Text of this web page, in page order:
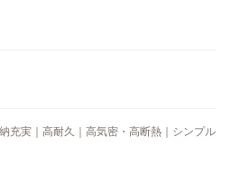
充実｜高耐久｜高気密・高断熱｜シンプル